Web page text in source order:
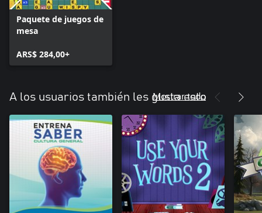
Paquete de juegos de
mesa
ARS$ 284,00+
A los usuarios también les gusta esto
Mostrar todo